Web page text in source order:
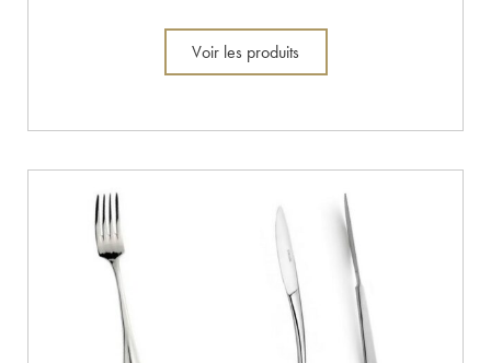
Voir les produits